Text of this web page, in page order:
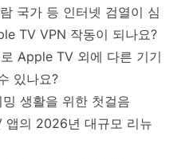
국가 등 인터넷 검열이 심
TV VPN 작동이 되나요?
Apple TV 외에 다른 기기
있나요?
생활을 위한 첫걸음
앱의 2026년 대규모 리뉴